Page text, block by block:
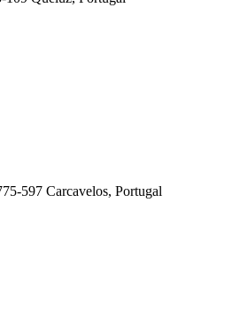
597 Carcavelos, Portugal